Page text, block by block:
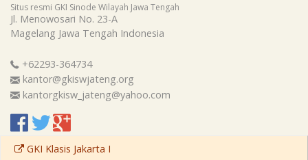
Situs resmi GKI Sinode Wilayah Jawa Tengah
Jl. Menowosari No. 23-A
Magelang Jawa Tengah Indonesia
+62293-364734
kantor@gkiswjateng.org
kantorgkisw_jateng@yahoo.com
GKI Klasis Jakarta I